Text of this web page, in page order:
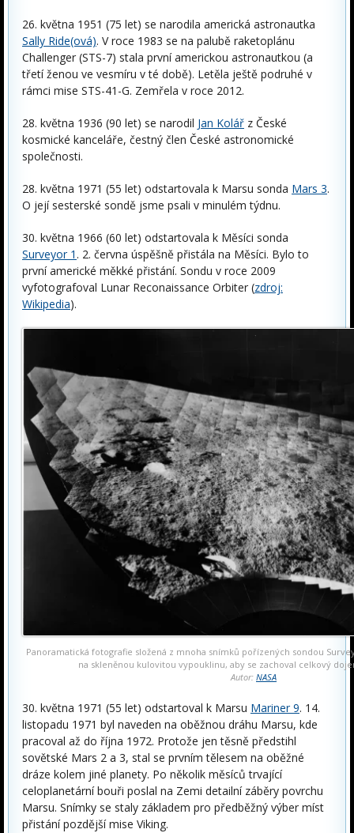
26. května 1951 (75 let) se narodila americká astronautka
Sally Ride(ová). V roce 1983 se na palubě raketoplánu
Challenger (STS-7) stala první americkou astronautkou (a
třetí ženou ve vesmíru v té době). Letěla ještě podruhé v
rámci mise STS-41-G. Zemřela v roce 2012.
28. května 1936 (90 let) se narodil Jan Kolář z České
kosmické kanceláře, čestný člen České astronomické
společnosti.
28. května 1971 (55 let) odstartovala k Marsu sonda Mars 3.
O její sesterské sondě jsme psali v minulém týdnu.
30. května 1966 (60 let) odstartovala k Měsíci sonda
Surveyor 1 . 2. června úspěšně přistála na Měsíci. Bylo to
první americké měkké přistání. Sondu v roce 2009
vyfotografoval Lunar Reconaissance Orbiter (zdroj:
Wikipedia).
Panoramatická fotografie složená z mnoha snímků pořízených sondou
na skleněnou kulovitou vypouklinu, aby se zachoval celkový
Autor: NASA
30. května 1971 (55 let) odstartoval k Marsu Mariner 9. 14.
listopadu 1971 byl naveden na oběžnou dráhu Marsu, kde
pracoval až do října 1972. Protože jen těsně předstihl
sovětské Mars 2 a 3, stal se prvním tělesem na oběžné
dráze kolem jiné planety. Po několik měsíců trvající
celoplanetární bouři poslal na Zemi detailní záběry povrchu
Marsu. Snímky se staly základem pro předběžný výber míst
přistání pozdější mise Viking.